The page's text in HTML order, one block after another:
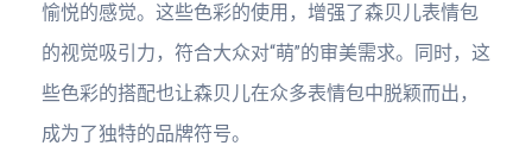
愉悦的感觉。这些色彩的使用，增强了森贝儿表情包
的视觉吸引力，符合大众对“萌”的审美需求。同时，这
些色彩的搭配也让森贝儿在众多表情包中脱颖而出，
成为了独特的品牌符号。